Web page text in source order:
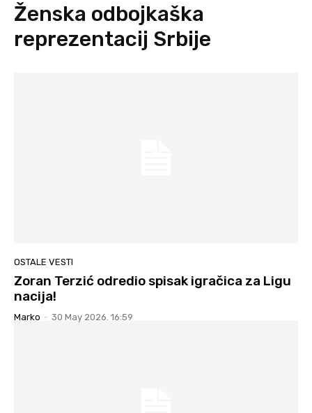
Ženska odbojkaška
reprezentacij Srbije
OSTALE VESTI
Zoran Terzić odredio spisak igračica za Ligu
nacija!
Marko - 30 May 2026. 16:59